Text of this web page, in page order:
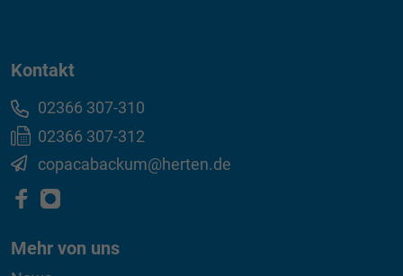
Kontakt
02366 307-310
02366 307-312
copacabackum@herten.de
Mehr von uns